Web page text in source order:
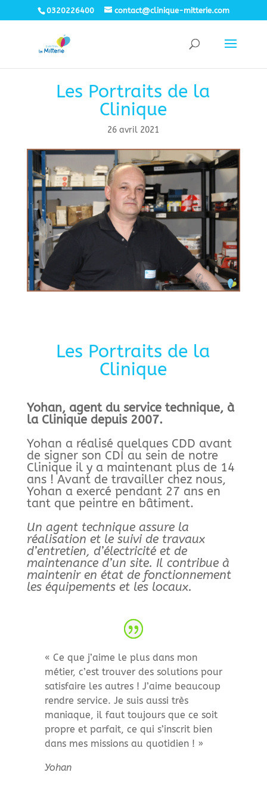
0320226400 contact@clinique-mitterie.com
Les Portraits de la
Clinique
26 avril 2021
Les Portraits de la
Clinique
Yohan, agent du service technique, à
la Clinique depuis 2007.
Yohan a réalisé quelques CDD avant
de signer son CDI au sein de notre
Clinique il y a maintenant plus de 14
ans ! Avant de travailler chez nous,
Yohan a exercé pendant 27 ans en
tant que peintre en bâtiment.
Un agent technique assure la
réalisation et le suivi de travaux
d’entretien, d’électricité et de
maintenance d’un site. Il contribue à
maintenir en état de fonctionnement
les équipements et les locaux.
« Ce que j’aime le plus dans mon
métier, c’est trouver des solutions pour
satisfaire les autres ! J’aime beaucoup
rendre service. Je suis aussi très
maniaque, il faut toujours que ce soit
propre et parfait, ce qui s’inscrit bien
dans mes missions au quotidien ! »
Yohan